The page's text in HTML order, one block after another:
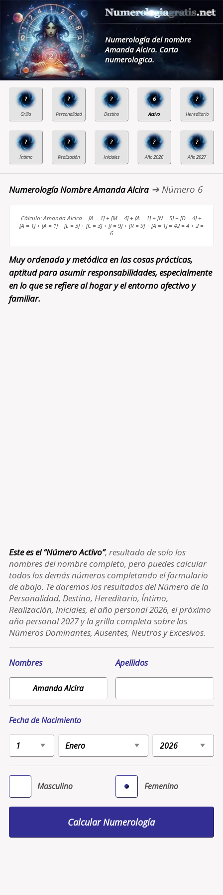
Numerología del nombre
Amanda Alcira. Carta
numerologica.
? ? ? 6 ?
? ? ? ? ?
Numerología Nombre Amanda Alcira➔ Número 6
Cálculo: Amanda Alcira = [A = 1] + [M = 4] + [A = 1] + [N = 5] + [D = 4] +
[A = 1] + [A = 1] + [L = 3] + [C = 3] + [I = 9] + [R = 9] + [A = 1] = 42 = 4 + 2 =
6
Muy ordenada y metódica en las cosas prácticas,
aptitud para asumir responsabilidades, especialmente
en lo que se refiere al hogar y el entorno afectivo y
familiar.
Este es el “Número Activo”, resultado de solo los
nombres del nombre completo, pero puedes calcular
todos los demás números completando el formulario
de abajo. Te daremos los resultados del Número de la
Personalidad, Destino, Hereditario, Íntimo,
Realización, Iniciales, el año personal 2026, el próximo
año personal 2027 y la grilla completa sobre los
Números Dominantes, Ausentes, Neutros y Excesivos.
Nombres Apellidos
Fecha de Nacimiento
Masculino Femenino